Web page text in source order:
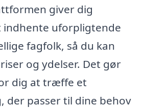
giver dig
indhente uforpligtende
fagfolk, så du kan
og ydelser. Det gør
dig at træffe et
der passer til dine behov